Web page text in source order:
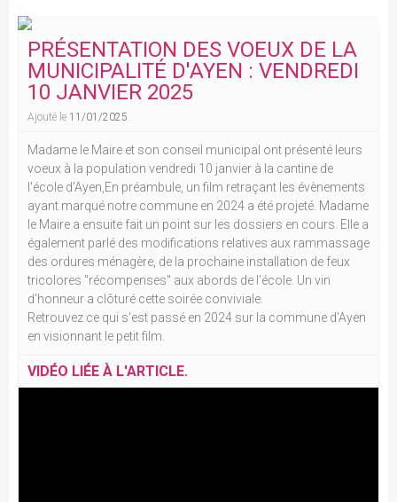
PRÉSENTATION DES VOEUX DE LA
MUNICIPALITÉ D'AYEN : VENDREDI
10 JANVIER 2025
Ajouté le 11/01/2025.
Madame le Maire et son conseil municipal ont présenté leurs
voeux à la population vendredi 10 janvier à la cantine de
l'école d'Ayen,En préambule, un film retraçant les évènements
ayant marqué notre commune en 2024 a été projeté. Madame
le Maire a ensuite fait un point sur les dossiers en cours. Elle a
également parlé des modifications relatives aux rammassage
des ordures ménagère, de la prochaine installation de feux
tricolores "récompenses" aux abords de l'école. Un vin
d'honneur a clôturé cette soirée conviviale.
Retrouvez ce qui s'est passé en 2024 sur la commune d'Ayen
en visionnant le petit film.
VIDÉO LIÉE À L'ARTICLE.